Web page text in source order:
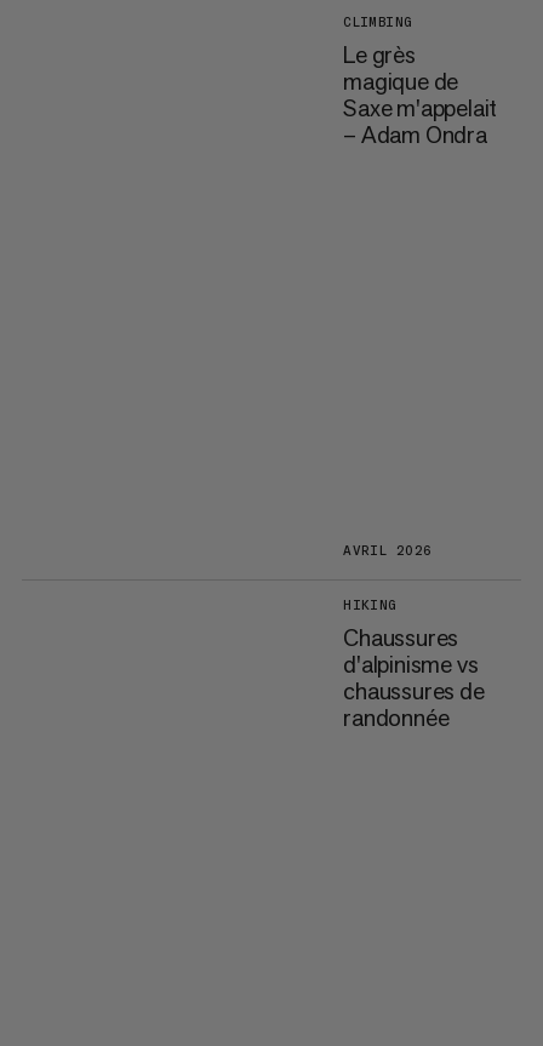
CLIMBING
Le grès
magique de
Saxe m'appelait
– Adam Ondra
AVRIL 2026
HIKING
Chaussures
d'alpinisme vs
chaussures de
randonnée